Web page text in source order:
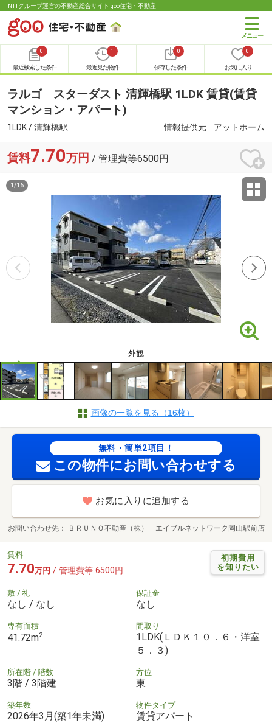
NTTグループ運営の不動産総合サイト goo住宅・不動産
0
最近検索した条件
1
最近見た物件
0
保存した条件
0
お気に入り
ラルゴ スターダスト 清輝橋駅 1LDK 賃貸(賃貸
マンション・アパート)
1LDK / 清輝橋駅 情報提供元 アットホーム
賃料7.70万円 / 管理費等6500円
外観
1 /16
画像の一覧を見る（16枚）
無料・簡単2項目！
この物件にお問い合わせする
お気に入りに追加する
お問い合わせ先 ＢＲＵＮＯ不動産（株） エイブルネットワーク岡山駅前店
初期費用
を知りたい
賃料
7.70万円 / 管理費等 6500円
敷 / 礼
なし / なし
保証金
なし
専有面積
41.72m2
間取り
1LDK(ＬＤＫ１０．６・洋室
５．３)
所在階 / 階数
3階 / 3階建
方位
東
築年数
2026年3月(築1年未満)
物件タイプ
賃貸アパート